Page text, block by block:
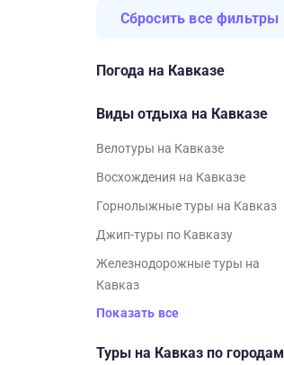
Сбросить все фильтры
Погода на Кавказе
Виды отдыха на Кавказе
Велотуры на Кавказе
Восхождения на Кавказе
Горнолыжные туры на Кавказ
Джип-туры по Кавказу
Железнодорожные туры на
Кавказ
Показать все
Туры на Кавказ по городам